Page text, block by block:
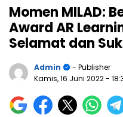
Momen MILAD:
Award AR
Selamat dan
Admin
- Publisher
Kamis, 16 Juni 2022-